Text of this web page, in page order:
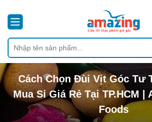
Cách Chọn Đùi Vịt Góc Tư
Mua Sỉ Giá Rẻ Tại TP.HCM |
Foods